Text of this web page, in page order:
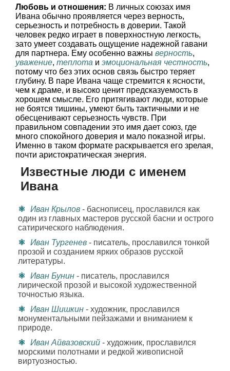
Любовь и отношения: В личных союзах имя
Ивана обычно проявляется через верность,
серьезность и потребность в доверии. Такой
человек редко играет в поверхностную легкость,
зато умеет создавать ощущение надежной гавани
для партнера. Ему особенно важны верность,
уважение, теплота и эмоциональная честность,
потому что без этих основ связь быстро теряет
глубину. В паре Ивана чаще стремится к ясности,
чем к драме, и высоко ценит предсказуемость в
хорошем смысле. Его притягивают люди, которые
не боятся тишины, умеют быть тактичными и не
обесценивают серьезность чувств. При
правильном совпадении это имя дает союз, где
много спокойного доверия и мало показной игры.
Именно в таком формате раскрывается его зрелая,
почти аристократическая энергия.
Известные люди с именем
Ивана
Иван Крылов - баснописец, прославился как
один из главных мастеров русской басни и острого
сатирического наблюдения.
Иван Тургенев - писатель, прославился тонкой
прозой и созданием ярких образов русской
литературы.
Иван Бунин - писатель, прославился
лирической прозой и высокой художественной
точностью языка.
Иван Шишкин - художник, прославился
монументальными пейзажами и вниманием к
природе.
Иван Айвазовский - художник, прославился
морскими полотнами и редкой живописной
виртуозностью.